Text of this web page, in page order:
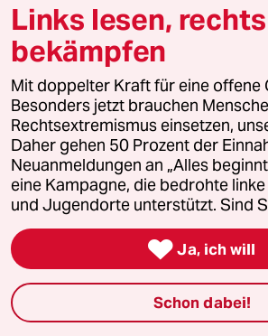
Presse
Unterstützen
abo
genossenschaft
taz zahl ich
recherchefonds ausland
Links lesen, rechts
bekämpfen
Mit doppelter Kraft für eine offene
Besonders jetzt brauchen
Rechtsextremismus einsetzen,
Daher gehen 50 Prozent der
Neuanmeldungen an „Alles
eine Kampagne, die bedrohte
und Jugendorte unterstützt. Sind
 Ja, ich will
Schon dabei!